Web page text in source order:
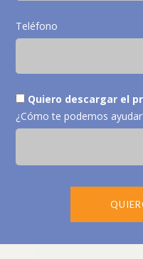
Teléfono
Quiero descargar el
¿Cómo te podemos